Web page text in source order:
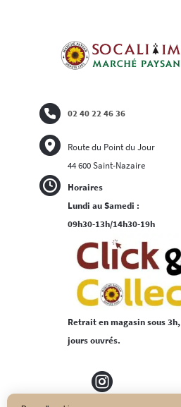
Horaires
Lundi au Samedi :
09h30-13h/14h30-19h
Retrait en magasin sous 3h,
jours ouvrés.
02 40 22 46 36
Route du Point du Jour
44 600 Saint-Nazaire